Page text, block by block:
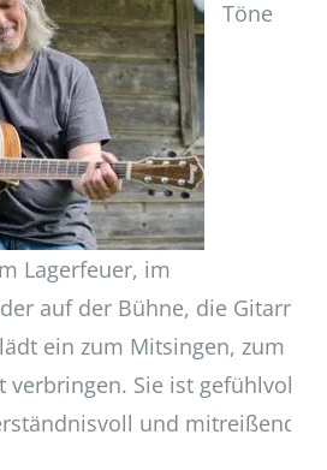
Töne
Lagerfeuer, im
auf der Bühne, die Gitarre
ein zum Mitsingen, zum
verbringen. Sie ist gefühlvoll
und mitreißend.